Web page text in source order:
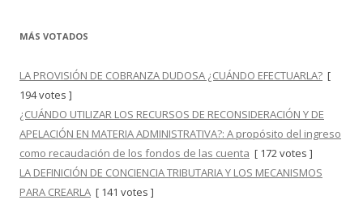
MÁS VOTADOS
LA PROVISIÓN DE COBRANZA DUDOSA ¿CUÁNDO EFECTUARLA? [
194 votes ]
¿CUÁNDO UTILIZAR LOS RECURSOS DE RECONSIDERACIÓN Y DE
APELACIÓN EN MATERIA ADMINISTRATIVA?: A propósito del ingreso
como recaudación de los fondos de las cuenta [ 172 votes ]
LA DEFINICIÓN DE CONCIENCIA TRIBUTARIA Y LOS MECANISMOS
PARA CREARLA [ 141 votes ]